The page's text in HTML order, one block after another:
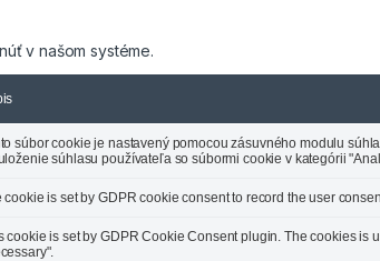
v našom systéme.
súbor cookie je nastavený pomocou zásuvného modulu
súhlasu používateľa so súbormi cookie v kategórii
cookie is set by GDPR cookie consent to record the user
cookie is set by GDPR Cookie Consent plugin. The cookies is